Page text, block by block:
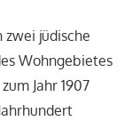
zwei jüdische
Wohngebietes
Jahr 1907